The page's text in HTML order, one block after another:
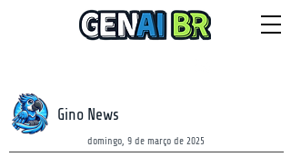
Gino News
domingo, 9 de março de 2025